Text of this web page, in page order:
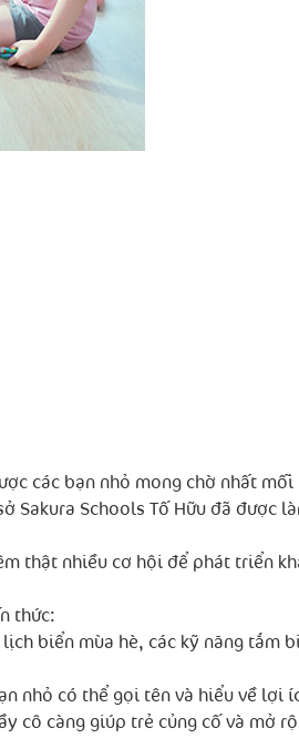
các bạn nhỏ mong chờ nhất
Sakura Schools Tố Hữu đã được
thật nhiều cơ hội để phát triển
thức:
biển mùa hè, các kỹ năng tắm
nhỏ có thể gọi tên và hiểu về
cô càng giúp trẻ củng cố và mở